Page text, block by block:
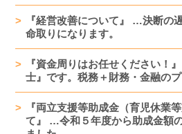
『経営改善について』 …決断の
命取りになります。
『資金周りはお任せください！
士』です。税務＋財務・金融のプ
『両立支援等助成金（育児休業
て』 …令和５年度から助成金額